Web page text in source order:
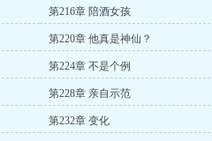
第216章 陪酒女孩
第220章 他真是神仙？
第224章 不是个例
第228章 亲自示范
第232章 变化